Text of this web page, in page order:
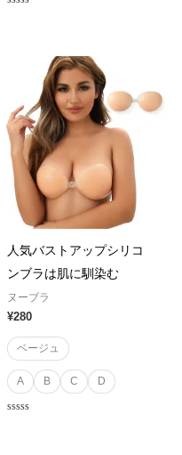
人気バストアップシリコ
ンブラは肌に馴染む
ヌーブラ
¥280
ベージュ
A B C D